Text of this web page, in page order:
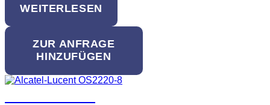
WEITERLESEN
ZUR ANFRAGE
HINZUFÜGEN